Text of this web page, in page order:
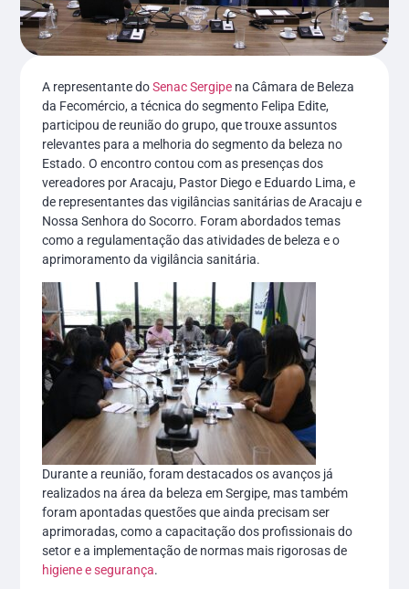
A representante doSenac Sergipe na Câmara de Beleza
da Fecomércio, a técnica do segmento Felipa Edite,
participou de reunião do grupo, que trouxe assuntos
relevantes para a melhoria do segmento da beleza no
Estado. O encontro contou com as presenças dos
vereadores por Aracaju, Pastor Diego e Eduardo Lima, e
de representantes das vigilâncias sanitárias de Aracaju e
Nossa Senhora do Socorro. Foram abordados temas
como a regulamentação das atividades de beleza e o
aprimoramento da vigilância sanitária.
Durante a reunião, foram destacados os avanços já
realizados na área da beleza em Sergipe, mas também
foram apontadas questões que ainda precisam ser
aprimoradas, como a capacitação dos profissionais do
setor e a implementação de normas mais rigorosas de
higiene e segurança.